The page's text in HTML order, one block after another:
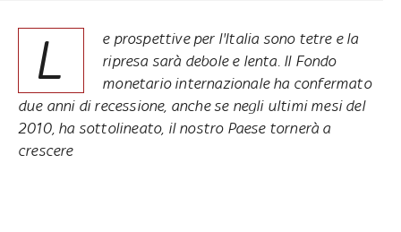
L
e prospettive per l'Italia sono tetre e la
ripresa sarà debole e lenta. Il Fondo
monetario internazionale ha confermato
due anni di recessione, anche se negli ultimi mesi del
2010, ha sottolineato, il nostro Paese tornerà a
crescere